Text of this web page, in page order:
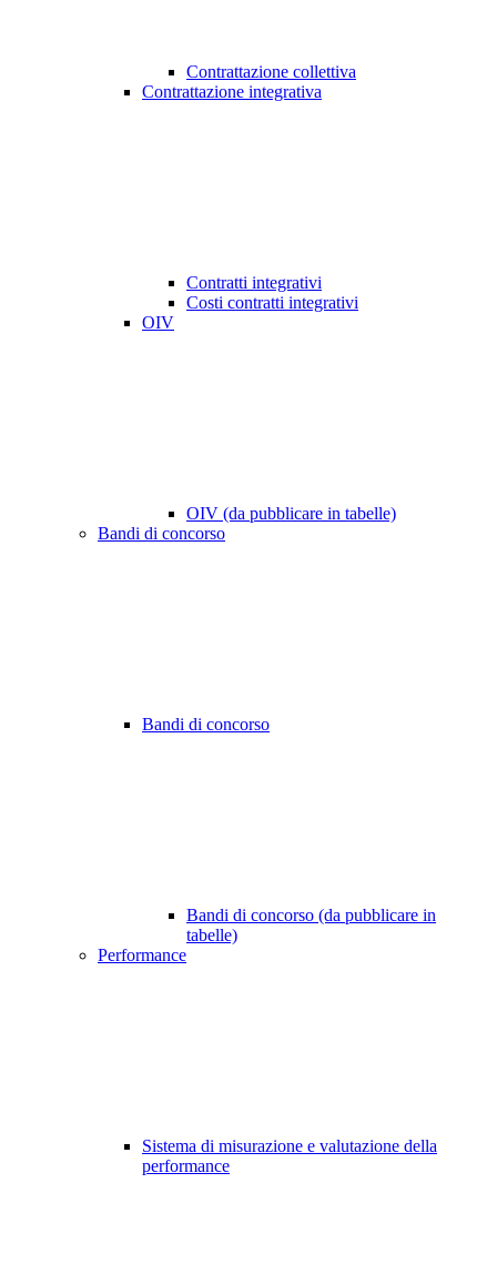
Contrattazione collettiva
Contrattazione integrativa
Contratti integrativi
Costi contratti integrativi
OIV
OIV (da pubblicare in tabelle)
Bandi di concorso
Bandi di concorso
Bandi di concorso (da pubblicare in
tabelle)
Performance
Sistema di misurazione e valutazione della
performance